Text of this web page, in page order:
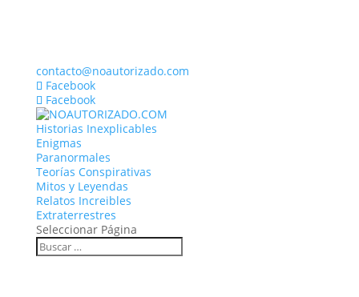
contacto@noautorizado.com
Facebook
Facebook
Historias Inexplicables
Enigmas
Paranormales
Teorías Conspirativas
Mitos y Leyendas
Relatos Increibles
Extraterrestres
Seleccionar Página